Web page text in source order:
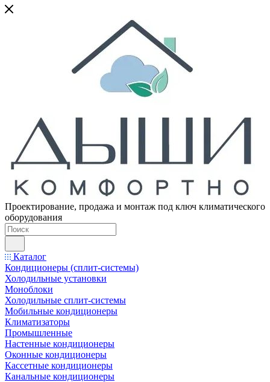
Проектирование, продажа и монтаж под ключ климатического
оборудования
Каталог
Кондиционеры (сплит-системы)
Холодильные установки
Моноблоки
Холодильные сплит-системы
Мобильные кондиционеры
Климатизаторы
Промышленные
Настенные кондиционеры
Оконные кондиционеры
Кассетные кондиционеры
Канальные кондиционеры